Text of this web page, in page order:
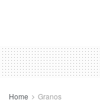
Home Granos